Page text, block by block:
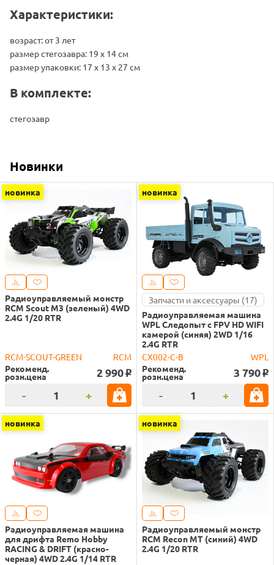
Характеристики:
возраст: от 3 лет
размер стегозавра: 19 х 14 см
размер упаковки: 17 x 13 x 27 см
В комплекте:
стегозавр
Новинки
новинка
Радиоуправляемый монстр
RCM Scout M3 (зеленый) 4WD
2.4G 1/20 RTR
RCM-SCOUT-GREEN
RCM
Рекоменд.
розн.цена 2 990 o
- +
новинка
Запчасти и аксессуары (17)
Радиоуправляемая машина
WPL Следопыт с FPV HD WIFI
камерой (синяя) 2WD 1/16
2.4G RTR
CX002-C-B
WPL
Рекоменд.
розн.цена 3 790 o
- +
новинка
Радиоуправляемая машина
для дрифта Remo Hobby
RACING & DRIFT (красно-
черная) 4WD 2.4G 1/14 RTR
новинка
Радиоуправляемый монстр
RCM Recon MT (синий) 4WD
2.4G 1/20 RTR